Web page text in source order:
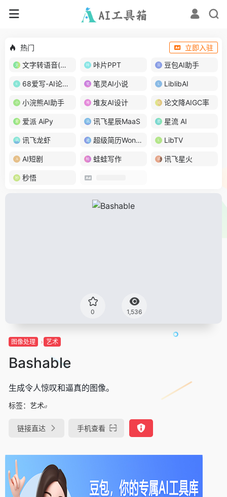
热门
立即入驻
文字转语音(琅琅配音)
咔片PPT 豆包AI助手
68爱写-AI论文写作 笔灵AI小说 LiblibAI
小浣熊AI助手 堆友AI设计 论文降AIGC率
爱派 AiPy 讯飞星辰MaaS 星流 AI
讯飞龙虾 超级简历WonderCV LibTV
AI短剧 蛙蛙写作 讯飞星火
秒悟
0 1,536
图像处理 艺术
Bashable
生成令人惊叹和逼真的图像。
标签： 艺术
链接直达 手机查看